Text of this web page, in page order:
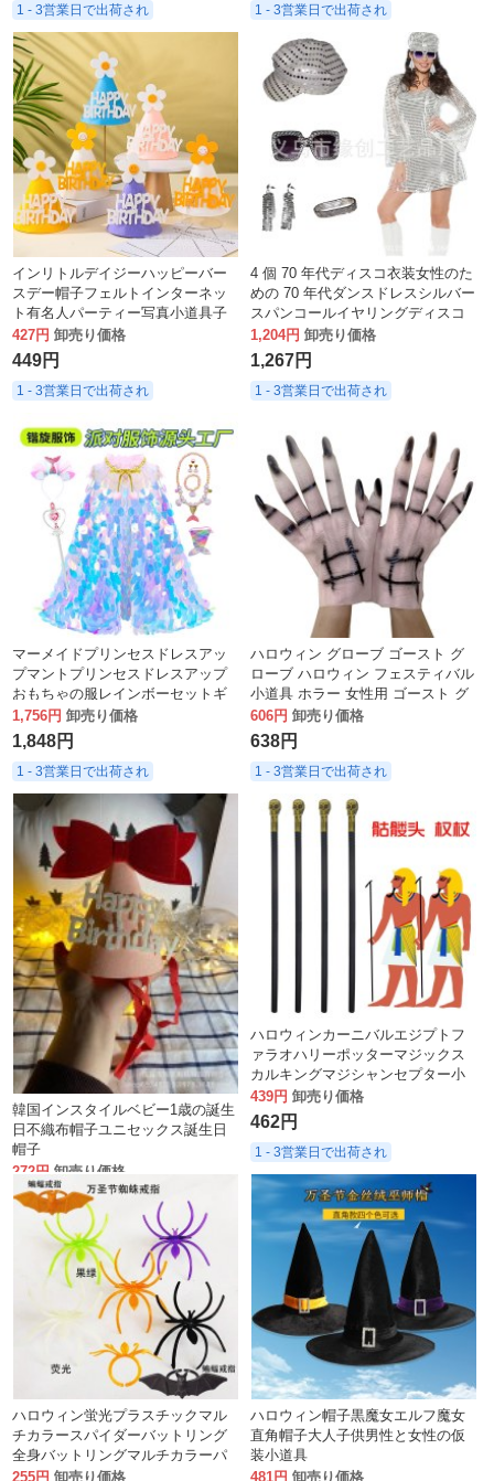
1 - 3営業日で出荷され 1 - 3営業日で出荷され
インリトルデイジーハッピーバー
スデー帽子フェルトインターネッ
ト有名人パーティー写真小道具子
供赤ちゃん最初の誕生日の装飾
427円 卸売り価格
449円
1 - 3営業日で出荷され
4 個 70 年代ディスコ衣装女性のた
めの 70 年代ダンスドレスシルバー
スパンコールイヤリングディスコ
メガネ
1,204円 卸売り価格
1,267円
1 - 3営業日で出荷され
マーメイドプリンセスドレスアッ
プマントプリンセスドレスアップ
おもちゃの服レインボーセットギ
フトセット
1,756円 卸売り価格
1,848円
1 - 3営業日で出荷され
ハロウィン グローブ ゴースト グ
ローブ ハロウィン フェスティバル
小道具 ホラー 女性用 ゴースト グ
ローブ 1 ペア
606円 卸売り価格
638円
1 - 3営業日で出荷され
韓国インスタイルベビー1歳の誕生
日不織布帽子ユニセックス誕生日
帽子
272円 卸売り価格
286円
1 - 3営業日で出荷され
ハロウィンカーニバルエジプトフ
ァラオハリーポッターマジックス
カルキングマジシャンセプター小
道具COS
439円 卸売り価格
462円
1 - 3営業日で出荷され
ハロウィン蛍光プラスチックマル
チカラースパイダーバットリング
全身バットリングマルチカラーパ
ーティープラスチックリング
255円 卸売り価格
ハロウィン帽子黒魔女エルフ魔女
直角帽子大人子供男性と女性の仮
装小道具
481円 卸売り価格